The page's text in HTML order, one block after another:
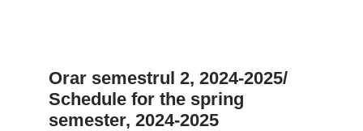
Orar semestrul 2, 2024-2025/
Schedule for the spring
semester, 2024-2025